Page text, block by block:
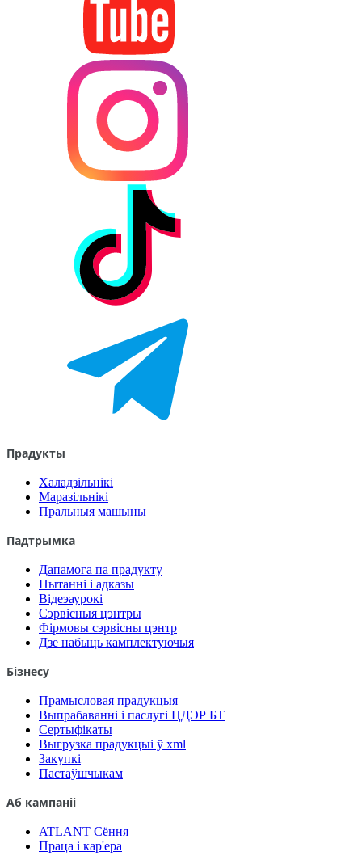
Прадукты
Халадзільнікі
Маразільнікі
Пральныя машыны
Падтрымка
Дапамога па прадукту
Пытанні і адказы
Відеэаурокі
Сэрвісныя цэнтры
Фірмовы сэрвісны цэнтр
Дзе набыць камплектуючыя
Бізнесу
Прамысловая прадукцыя
Выпрабаванні і паслугі ЦДЭР БТ
Сертыфікаты
Выгрузка прадукцыі ў xml
Закупкі
Пастаўшчыкам
Аб кампаніі
ATLANT Сёння
Праца і кар'ера